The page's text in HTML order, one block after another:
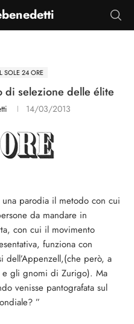
SOLE 24 ORE
di selezione delle élite
14/03/2013
parodia il metodo con cui
da mandare in
con cui il movimento
funziona con
dell’Appenzell,(che però, a
e gli gnomi di Zurigo). Ma
venisse pantografata sul
”